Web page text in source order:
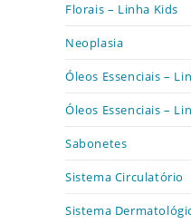
Florais – Linha Kids
Neoplasia
Óleos Essenciais –
Óleos Essenciais –
Sabonetes
Sistema Circulatório
Sistema